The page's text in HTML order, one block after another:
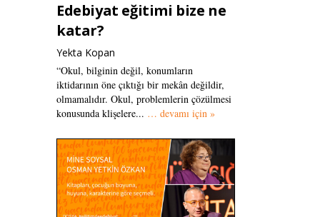
Edebiyat eğitimi bize ne
katar?
Yekta Kopan
“Okul, bilginin değil, konumların
iktidarının öne çıktığı bir mekân değildir,
olmamalıdır. Okul, problemlerin çözülmesi
konusunda klişelere... … devamı için »